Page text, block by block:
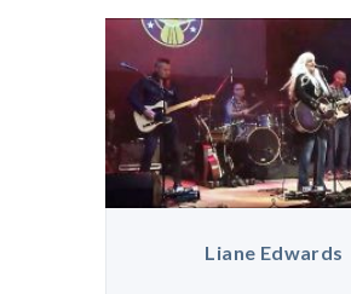
Liane Edwards